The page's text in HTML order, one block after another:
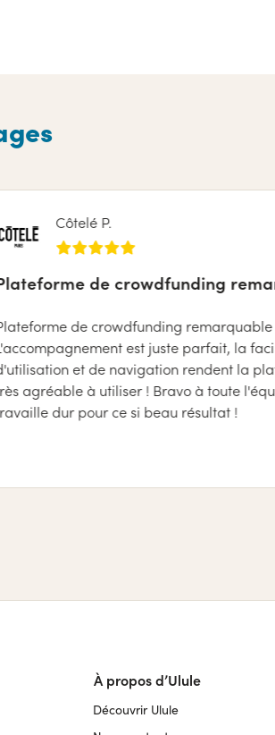
P.
de crowdfunding remarquable
crowdfunding remarquable !
est juste parfait, la facilité
de navigation rendent la plateforme
à utiliser ! Bravo à toute l'équipe qui
ce si beau résultat !
À propos d’Ulule
Découvrir Ulule